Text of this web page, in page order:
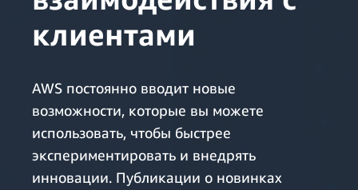
клиентами
AWS постоянно вводит новые
возможности, которые вы можете
использовать, чтобы быстрее
экспериментировать и внедрять
инновации. Публикации о новинках